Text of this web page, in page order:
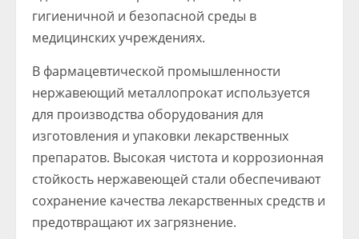
гигиеничной и безопасной среды в
медицинских учреждениях.
В фармацевтической промышленности
нержавеющий металлопрокат используется
для производства оборудования для
изготовления и упаковки лекарственных
препаратов. Высокая чистота и коррозионная
стойкость нержавеющей стали обеспечивают
сохранение качества лекарственных средств и
предотвращают их загрязнение.